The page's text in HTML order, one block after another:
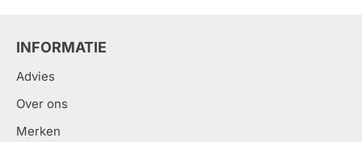
INFORMATIE
Advies
Over ons
Merken